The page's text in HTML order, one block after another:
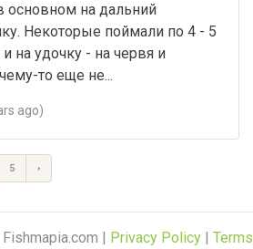
основном на дальний
Некоторые поймали по 4 - 5
на удочку - на червя и
то еще не...
ago)
5 ›
| Privacy Policy| Terms